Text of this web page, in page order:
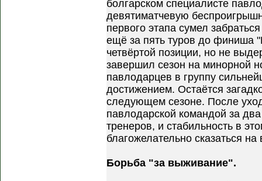
болгарском специалисте
девятиматчевую
первого этапа сумел
ещё за пять туров до финиша
четвёртой позиции, но не
завершил сезон на минорной
павлодарцев в группу
достижением. Остаётся
следующем сезоне. После
павлодарской командой за
тренеров, и стабильность в
благожелательно сказаться
Борьба "за выживание".